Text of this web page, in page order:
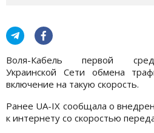
Воля-Кабель первой
Украинской Сети обмена
включение на такую скорость.
Ранее UA-IX сообщала о
к интернету со скоростью